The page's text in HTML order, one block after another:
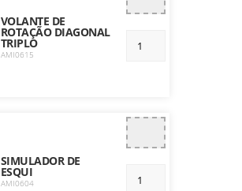
VOLANTE DE
ROTAÇÃO DIAGONAL
TRIPLO
AMI0615
SIMULADOR DE
ESQUI
AMI0604